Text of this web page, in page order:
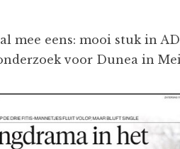
mee eens: mooi stuk in
voor Dunea in